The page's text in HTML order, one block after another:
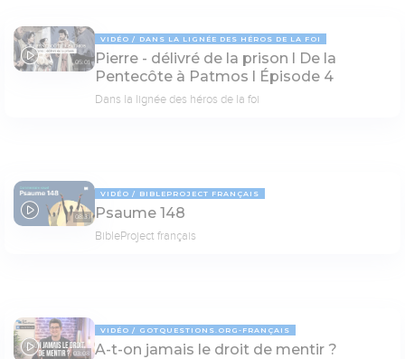
05:01
VIDÉO DANS LA LIGNÉE DES HÉROS DE LA FOI
Pierre - délivré de la prison l De la
Pentecôte à Patmos l Épisode 4
Dans la lignée des héros de la foi
08:31
VIDÉO BIBLEPROJECT FRANÇAIS
Psaume 148
BibleProject français
03:08
VIDÉO GOTQUESTIONS.ORG-FRANÇAIS
A-t-on jamais le droit de mentir ?